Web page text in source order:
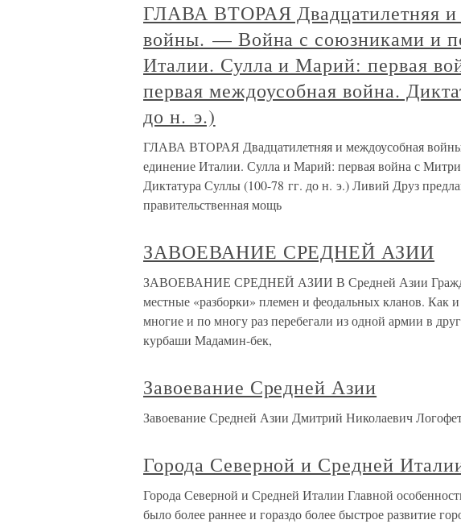
ГЛАВА ВТОРАЯ Двадцатилетняя и
войны. — Война с союзниками и
Италии. Сулла и Марий: первая
первая междоусобная война.
до н. э.)
ГЛАВА ВТОРАЯ Двадцатилетняя и междоусобная
единение Италии. Сулла и Марий: первая война с
Диктатура Суллы (100-78 гг. до н. э.) Ливий Друз
правительственная мощь
ЗАВОЕВАНИЕ СРЕДНЕЙ АЗИИ
ЗАВОЕВАНИЕ СРЕДНЕЙ АЗИИ В Средней Азии
местные «разборки» племен и феодальных кланов. Как
многие и по многу раз перебегали из одной армии в
курбаши Мадамин-бек,
Завоевание Средней Азии
Завоевание Средней Азии Дмитрий Николаевич
Города Северной и Средней
Города Северной и Средней Италии Главной
было более раннее и гораздо более быстрое развитие